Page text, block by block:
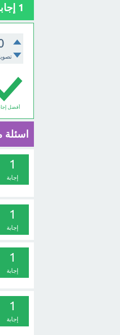
1
أفضل
اسئلة
1
إجابة
1
إجابة
1
إجابة
1
إجابة